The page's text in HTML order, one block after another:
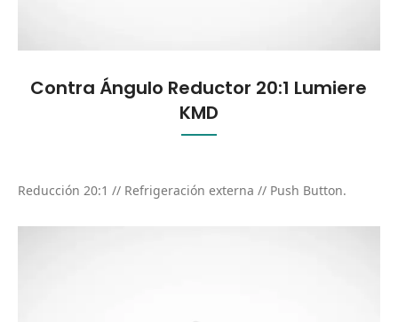
Contra Ángulo Reductor 20:1 Lumiere
KMD
Reducción 20:1 // Refrigeración externa // Push Button.